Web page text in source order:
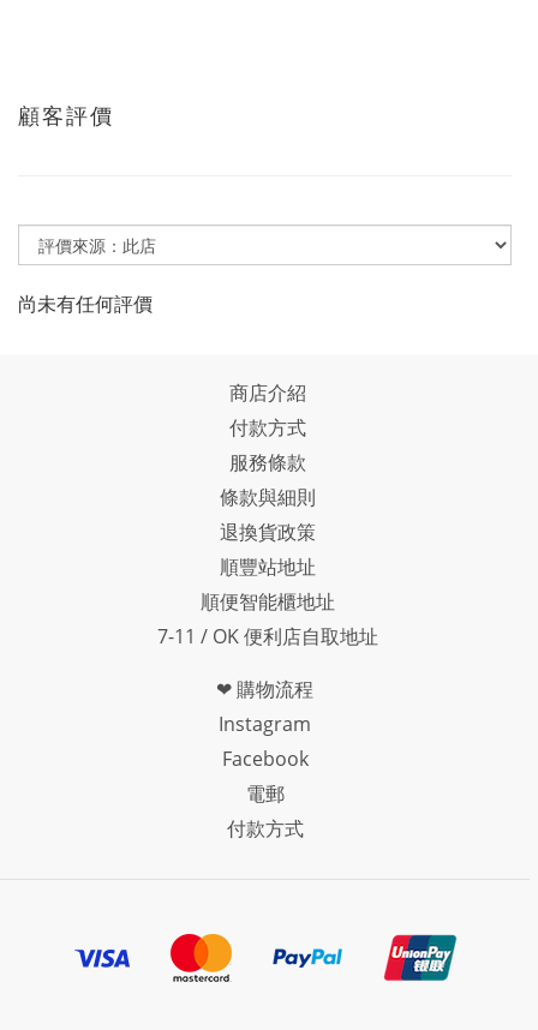
顧客評價
尚未有任何評價
商店介紹
付款方式
服務條款
條款與細則
退換貨政策
順豐站地址
順便智能櫃地址
7-11 / OK 便利店自取地址
❤ 購物流程
Instagram
Facebook
電郵
付款方式